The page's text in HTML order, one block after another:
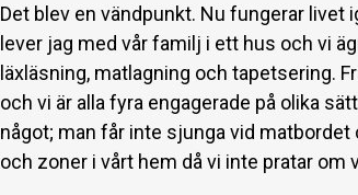
Det blev en vändpunkt. Nu fungerar livet
lever jag med vår familj i ett hus och vi
läxläsning, matlagning och tapetsering.
och vi är alla fyra engagerade på olika
något; man får inte sjunga vid
och zoner i vårt hem då vi inte pratar om